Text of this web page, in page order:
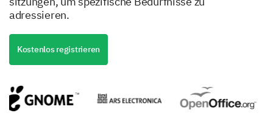
adressieren.
Kostenlos registrieren